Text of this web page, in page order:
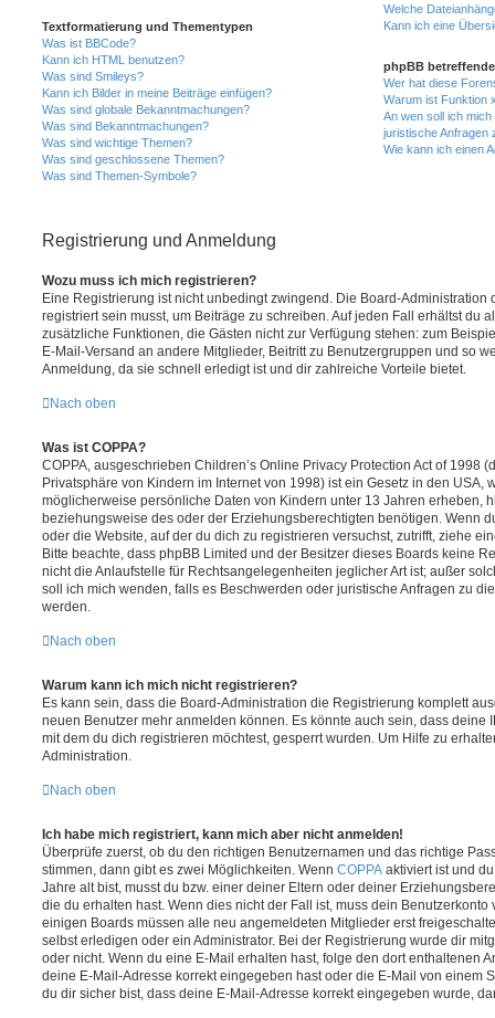
Textformatierung und Thementypen
Was ist BBCode?
Kann ich HTML benutzen?
Was sind Smileys?
Kann ich Bilder in meine Beiträge einfügen?
Was sind globale Bekanntmachungen?
Was sind Bekanntmachungen?
Was sind wichtige Themen?
Was sind geschlossene Themen?
Was sind Themen-Symbole?
Welche
Kann ich eine
phpBB
Wer hat diese
Warum ist Funktion
An wen soll ich
juristische Anfragen
Wie kann ich einen
Registrierung und Anmeldung
Wozu muss ich mich registrieren?
Eine Registrierung ist nicht unbedingt zwingend. Die Board-Administration
registriert sein musst, um Beiträge zu schreiben. Auf jeden Fall erhältst du
zusätzliche Funktionen, die Gästen nicht zur Verfügung stehen: zum
E-Mail-Versand an andere Mitglieder, Beitritt zu Benutzergruppen und so
Anmeldung, da sie schnell erledigt ist und dir zahlreiche Vorteile bietet.
Nach oben
Was ist COPPA?
COPPA, ausgeschrieben Children’s Online Privacy Protection Act of 1998
Privatsphäre von Kindern im Internet von 1998) ist ein Gesetz in den USA,
möglicherweise persönliche Daten von Kindern unter 13 Jahren erheben,
beziehungsweise des oder der Erziehungsberechtigten benötigen. Wenn
oder die Website, auf der du dich zu registrieren versuchst, zutrifft, ziehe
Bitte beachte, dass phpBB Limited und der Besitzer dieses Boards keine
nicht die Anlaufstelle für Rechtsangelegenheiten jeglicher Art ist; außer
soll ich mich wenden, falls es Beschwerden oder juristische Anfragen zu
werden.
Nach oben
Warum kann ich mich nicht registrieren?
Es kann sein, dass die Board-Administration die Registrierung komplett
neuen Benutzer mehr anmelden können. Es könnte auch sein, dass deine
mit dem du dich registrieren möchtest, gesperrt wurden. Um Hilfe zu
Administration.
Nach oben
Ich habe mich registriert, kann mich aber nicht anmelden!
Überprüfe zuerst, ob du den richtigen Benutzernamen und das richtige
stimmen, dann gibt es zwei Möglichkeiten. Wenn COPPA aktiviert ist und
Jahre alt bist, musst du bzw. einer deiner Eltern oder deiner
die du erhalten hast. Wenn dies nicht der Fall ist, muss dein
einigen Boards müssen alle neu angemeldeten Mitglieder erst
selbst erledigen oder ein Administrator. Bei der Registrierung wurde dir
oder nicht. Wenn du eine E-Mail erhalten hast, folge den dort enthaltenen
deine E-Mail-Adresse korrekt eingegeben hast oder die E-Mail von einem
du dir sicher bist, dass deine E-Mail-Adresse korrekt eingegeben wurde,